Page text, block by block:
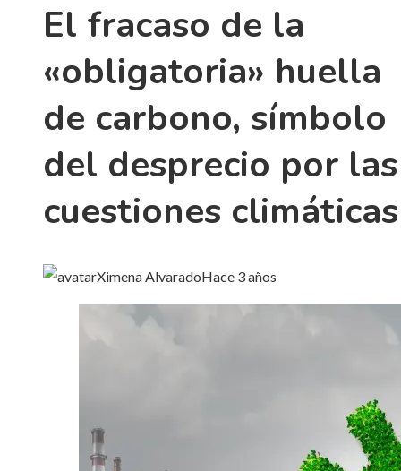
El fracaso de la
«obligatoria» huella
de carbono, símbolo
del desprecio por las
cuestiones climáticas
Ximena AlvaradoHace 3 años